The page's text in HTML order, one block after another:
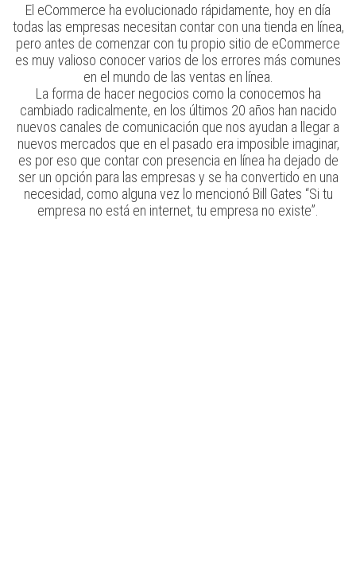
El eCommerce ha evolucionado rápidamente, hoy en día
todas las empresas necesitan contar con una tienda en línea,
pero antes de comenzar con tu propio sitio de eCommerce
es muy valioso conocer varios de los errores más comunes
en el mundo de las ventas en línea.
La forma de hacer negocios como la conocemos ha
cambiado radicalmente, en los últimos 20 años han nacido
nuevos canales de comunicación que nos ayudan a llegar a
nuevos mercados que en el pasado era imposible imaginar,
es por eso que contar con presencia en línea ha dejado de
ser un opción para las empresas y se ha convertido en una
necesidad, como alguna vez lo mencionó Bill Gates “Si tu
empresa no está en internet, tu empresa no existe”.